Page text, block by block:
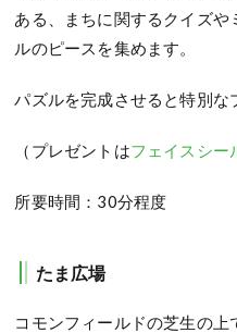
ある、まちに関するクイズ
ルのピースを集めます。
パズルを完成させると特別な
（プレゼントはフェイスシー
所要時間：30分程度
たま広場
コモンフィールドの芝生の